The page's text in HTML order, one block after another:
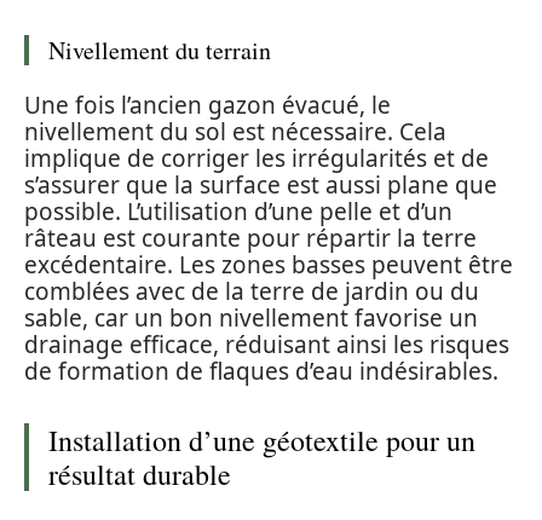
Nivellement du terrain
Une fois l’ancien gazon évacué, le
nivellement du sol est nécessaire. Cela
implique de corriger les irrégularités et de
s’assurer que la surface est aussi plane que
possible. L’utilisation d’une pelle et d’un
râteau est courante pour répartir la terre
excédentaire. Les zones basses peuvent être
comblées avec de la terre de jardin ou du
sable, car un bon nivellement favorise un
drainage efficace, réduisant ainsi les risques
de formation de flaques d’eau indésirables.
Installation d’une géotextile pour un
résultat durable